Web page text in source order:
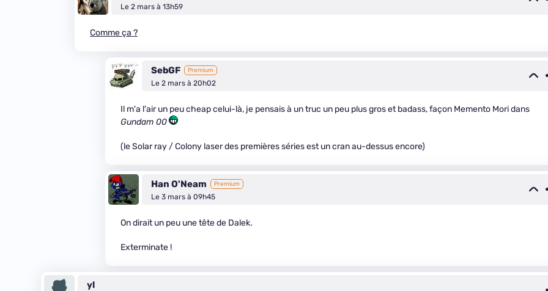
Le 2 mars à 13h59
Comme ça ?
SebGF Premium
Le 2 mars à 20h02
Il m'a l'air un peu cheap celui-là, je pensais à un truc un peu plus gros et badass, façon Memento Mori dans
Gundam 00
(le Solar ray / Colony laser des premières séries est un cran au-dessus encore)
Han O'Neam Premium
Le 3 mars à 09h45
On dirait un peu une tête de Dalek.
Exterminate !
yl